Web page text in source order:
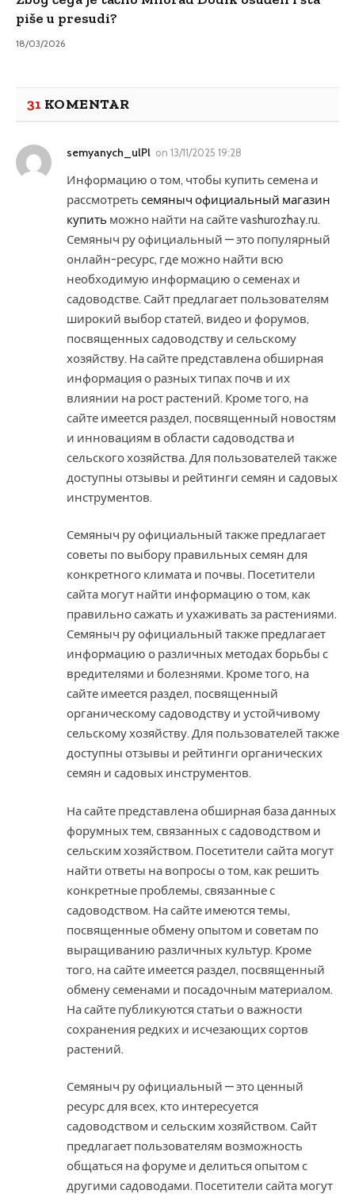
piše u presudi?
18/03/2026
31 KOMENTAR
semyanych_ulPl on 13/11/2025 19:28
Информацию о том, чтобы купить семена и
рассмотреть семяныч официальный магазин
купить можно найти на сайте vashurozhay.ru.
Семяныч ру официальный — это популярный
онлайн-ресурс, где можно найти всю
необходимую информацию о семенах и
садоводстве. Сайт предлагает пользователям
широкий выбор статей, видео и форумов,
посвященных садоводству и сельскому
хозяйству. На сайте представлена обширная
информация о разных типах почв и их
влиянии на рост растений. Кроме того, на
сайте имеется раздел, посвященный новостям
и инновациям в области садоводства и
сельского хозяйства. Для пользователей также
доступны отзывы и рейтинги семян и садовых
инструментов.
Семяныч ру официальный также предлагает
советы по выбору правильных семян для
конкретного климата и почвы. Посетители
сайта могут найти информацию о том, как
правильно сажать и ухаживать за растениями.
Семяныч ру официальный также предлагает
информацию о различных методах борьбы с
вредителями и болезнями. Кроме того, на
сайте имеется раздел, посвященный
органическому садоводству и устойчивому
сельскому хозяйству. Для пользователей также
доступны отзывы и рейтинги органических
семян и садовых инструментов.
На сайте представлена обширная база данных
форумных тем, связанных с садоводством и
сельским хозяйством. Посетители сайта могут
найти ответы на вопросы о том, как решить
конкретные проблемы, связанные с
садоводством. На сайте имеются темы,
посвященные обмену опытом и советам по
выращиванию различных культур. Кроме
того, на сайте имеется раздел, посвященный
обмену семенами и посадочным материалом.
На сайте публикуются статьи о важности
сохранения редких и исчезающих сортов
растений.
Семяныч ру официальный — это ценный
ресурс для всех, кто интересуется
садоводством и сельским хозяйством. Сайт
предлагает пользователям возможность
общаться на форуме и делиться опытом с
другими садоводами. Посетители сайта могут